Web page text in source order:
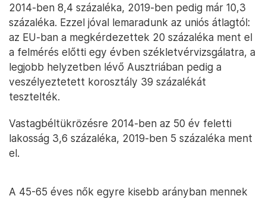
2014-ben 8,4 százaléka, 2019-ben pedig már 10,3
százaléka. Ezzel jóval lemaradunk az uniós átlagtól:
az EU-ban a megkérdezettek 20 százaléka ment el
a felmérés előtti egy évben székletvérvizsgálatra, a
legjobb helyzetben lévő Ausztriában pedig a
veszélyeztetett korosztály 39 százalékát
tesztelték.
Vastagbéltükrözésre 2014-ben az 50 év feletti
lakosság 3,6 százaléka, 2019-ben 5 százaléka ment
el.
A 45-65 éves nők egyre kisebb arányban mennek